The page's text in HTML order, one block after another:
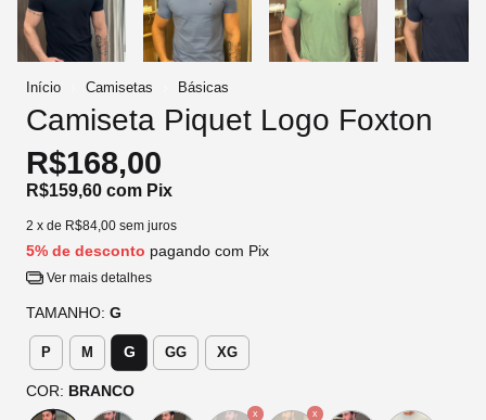
Início Camisetas Básicas
Camiseta Piquet Logo Foxton
R$168,00
R$159,60 com Pix
2 x de R$84,00 sem juros
5% de desconto pagando com Pix
Ver mais detalhes
TAMANHO: G
P M G GG XG
COR: BRANCO